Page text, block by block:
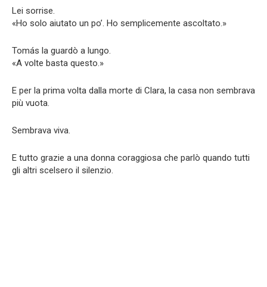
Lei sorrise.
«Ho solo aiutato un po’. Ho semplicemente ascoltato.»
Tomás la guardò a lungo.
«A volte basta questo.»
E per la prima volta dalla morte di Clara, la casa non sembrava
più vuota.
Sembrava viva.
E tutto grazie a una donna coraggiosa che parlò quando tutti
gli altri scelsero il silenzio.